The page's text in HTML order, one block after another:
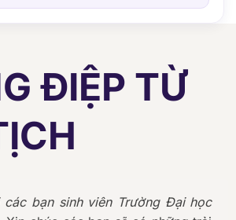
các bạn sinh viên Trường Đại học
của mình tại Trường Đại học